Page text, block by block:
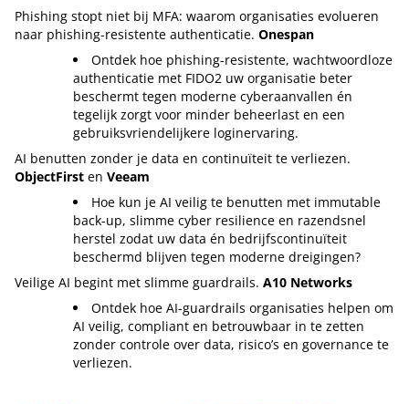
Phishing stopt niet bij MFA: waarom organisaties evolueren
naar phishing-resistente authenticatie. Onespan
Ontdek hoe phishing-resistente, wachtwoordloze
authenticatie met FIDO2 uw organisatie beter
beschermt tegen moderne cyberaanvallen én
tegelijk zorgt voor minder beheerlast en een
gebruiksvriendelijkere loginervaring.
AI benutten zonder je data en continuïteit te verliezen.
ObjectFirst en Veeam
Hoe kun je AI veilig te benutten met immutable
back-up, slimme cyber resilience en razendsnel
herstel zodat uw data én bedrijfscontinuïteit
beschermd blijven tegen moderne dreigingen?
Veilige AI begint met slimme guardrails. A10 Networks
Ontdek hoe AI-guardrails organisaties helpen om
AI veilig, compliant en betrouwbaar in te zetten
zonder controle over data, risico’s en governance te
verliezen.